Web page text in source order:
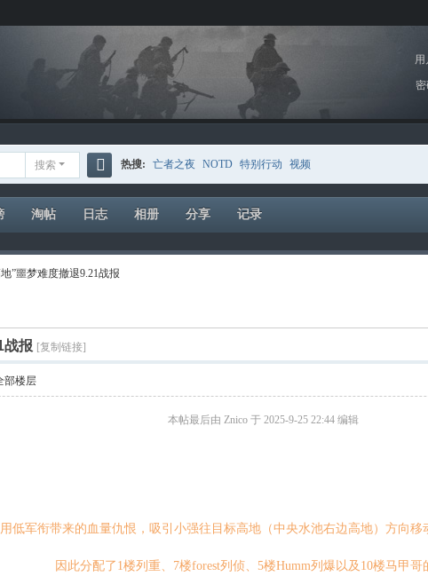
用
搜索
搜
索
热搜: 亡者之夜 NOTD 特别行动 视频
淘帖 日志 相册 分享 记录
”噩梦难度撤退9.21战报
战报 [复制链接]
部楼层
本帖最后由 Znico 于 2025-9-25 22:44 编辑
低军衔带来的血量仇恨，吸引小强往目标高地（中央水池右边高地）方向移
因此分配了1楼列重、7楼forest列侦、5楼Humm列爆以及10楼马甲哥